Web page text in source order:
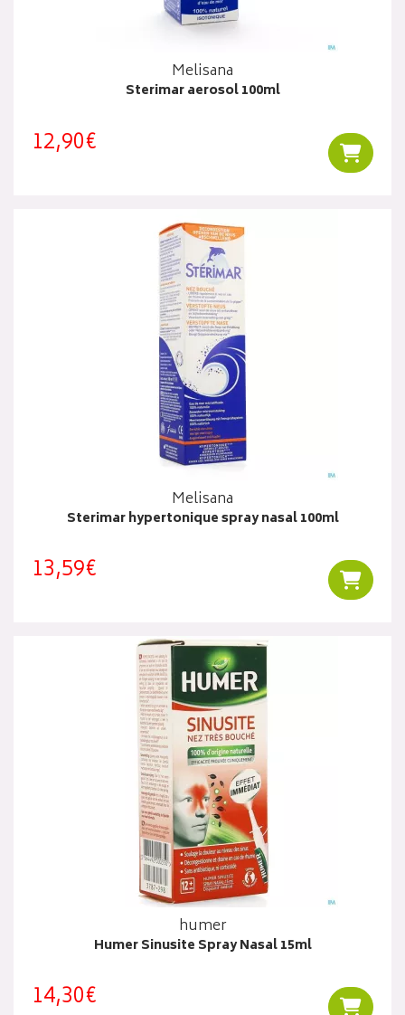
Melisana
Sterimar aerosol 100ml
12,90€
Melisana
Sterimar hypertonique spray nasal 100ml
13,59€
humer
Humer Sinusite Spray Nasal 15ml
14,30€